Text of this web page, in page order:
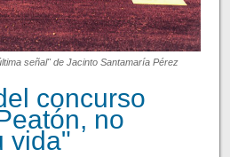
señal" de Jacinto Santamaría Pérez
concurso
no
vida"